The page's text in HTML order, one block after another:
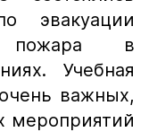
эвакуации
в
Учебная
важных,
мероприятий